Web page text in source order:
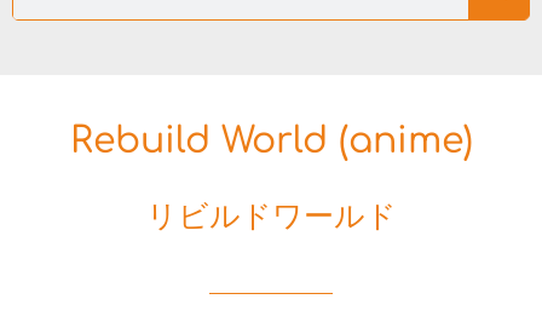
Rebuild World (anime)
リビルドワールド